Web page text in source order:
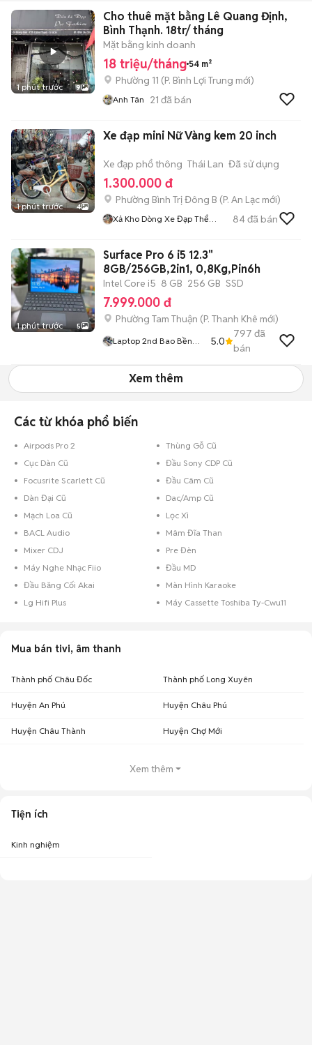
1 phút trước 9
Cho thuê mặt bằng Lê Quang Định,
Bình Thạnh. 18tr/ tháng
Mặt bằng kinh doanh
18 triệu/tháng 54 m²
Phường 11 (P. Bình Lợi Trung mới)
Anh Tân 21 đã bán
1 phút trước 4
Xe đạp mini Nữ Vàng kem 20 inch
Xe đạp phổ thông Thái Lan Đã sử dụng
1.300.000 đ
Phường Bình Trị Đông B (P. An Lạc mới)
Xả Kho Dòng Xe Đạp Thể
84đã bán
1 phút trước 5
Surface Pro 6 i5 12.3"
8GB/256GB,2in1, 0,8Kg,Pin6h
Intel Core i5 8 GB 256 GB SSD
7.999.000 đ
Phường Tam Thuận (P. Thanh Khê mới)
Laptop 2nd Bao Bền
5.0
797 đã
bán
Xem thêm
Các từ khóa phổ biến
Airpods Pro 2
Thùng Gỗ Cũ
Cục Dàn Cũ
Đầu Sony CDP Cũ
Focusrite Scarlett Cũ
Đầu Câm Cũ
Dàn Đại Cũ
Dac/Amp Cũ
Mạch Loa Cũ
Lọc Xì
BACL Audio
Mâm Đĩa Than
Mixer CDJ
Pre Đèn
Máy Nghe Nhạc Fiio
Đầu MD
Đầu Băng Cối Akai
Màn Hình Karaoke
Lg Hifi Plus
Máy Cassette Toshiba Ty-Cwu11
Mua bán tivi, âm thanh
Thành phố Châu Đốc Thành phố Long Xuyên
Huyện An Phú Huyện Châu Phú
Huyện Châu Thành Huyện Chợ Mới
Xem thêm
Tiện ích
Kinh nghiệm